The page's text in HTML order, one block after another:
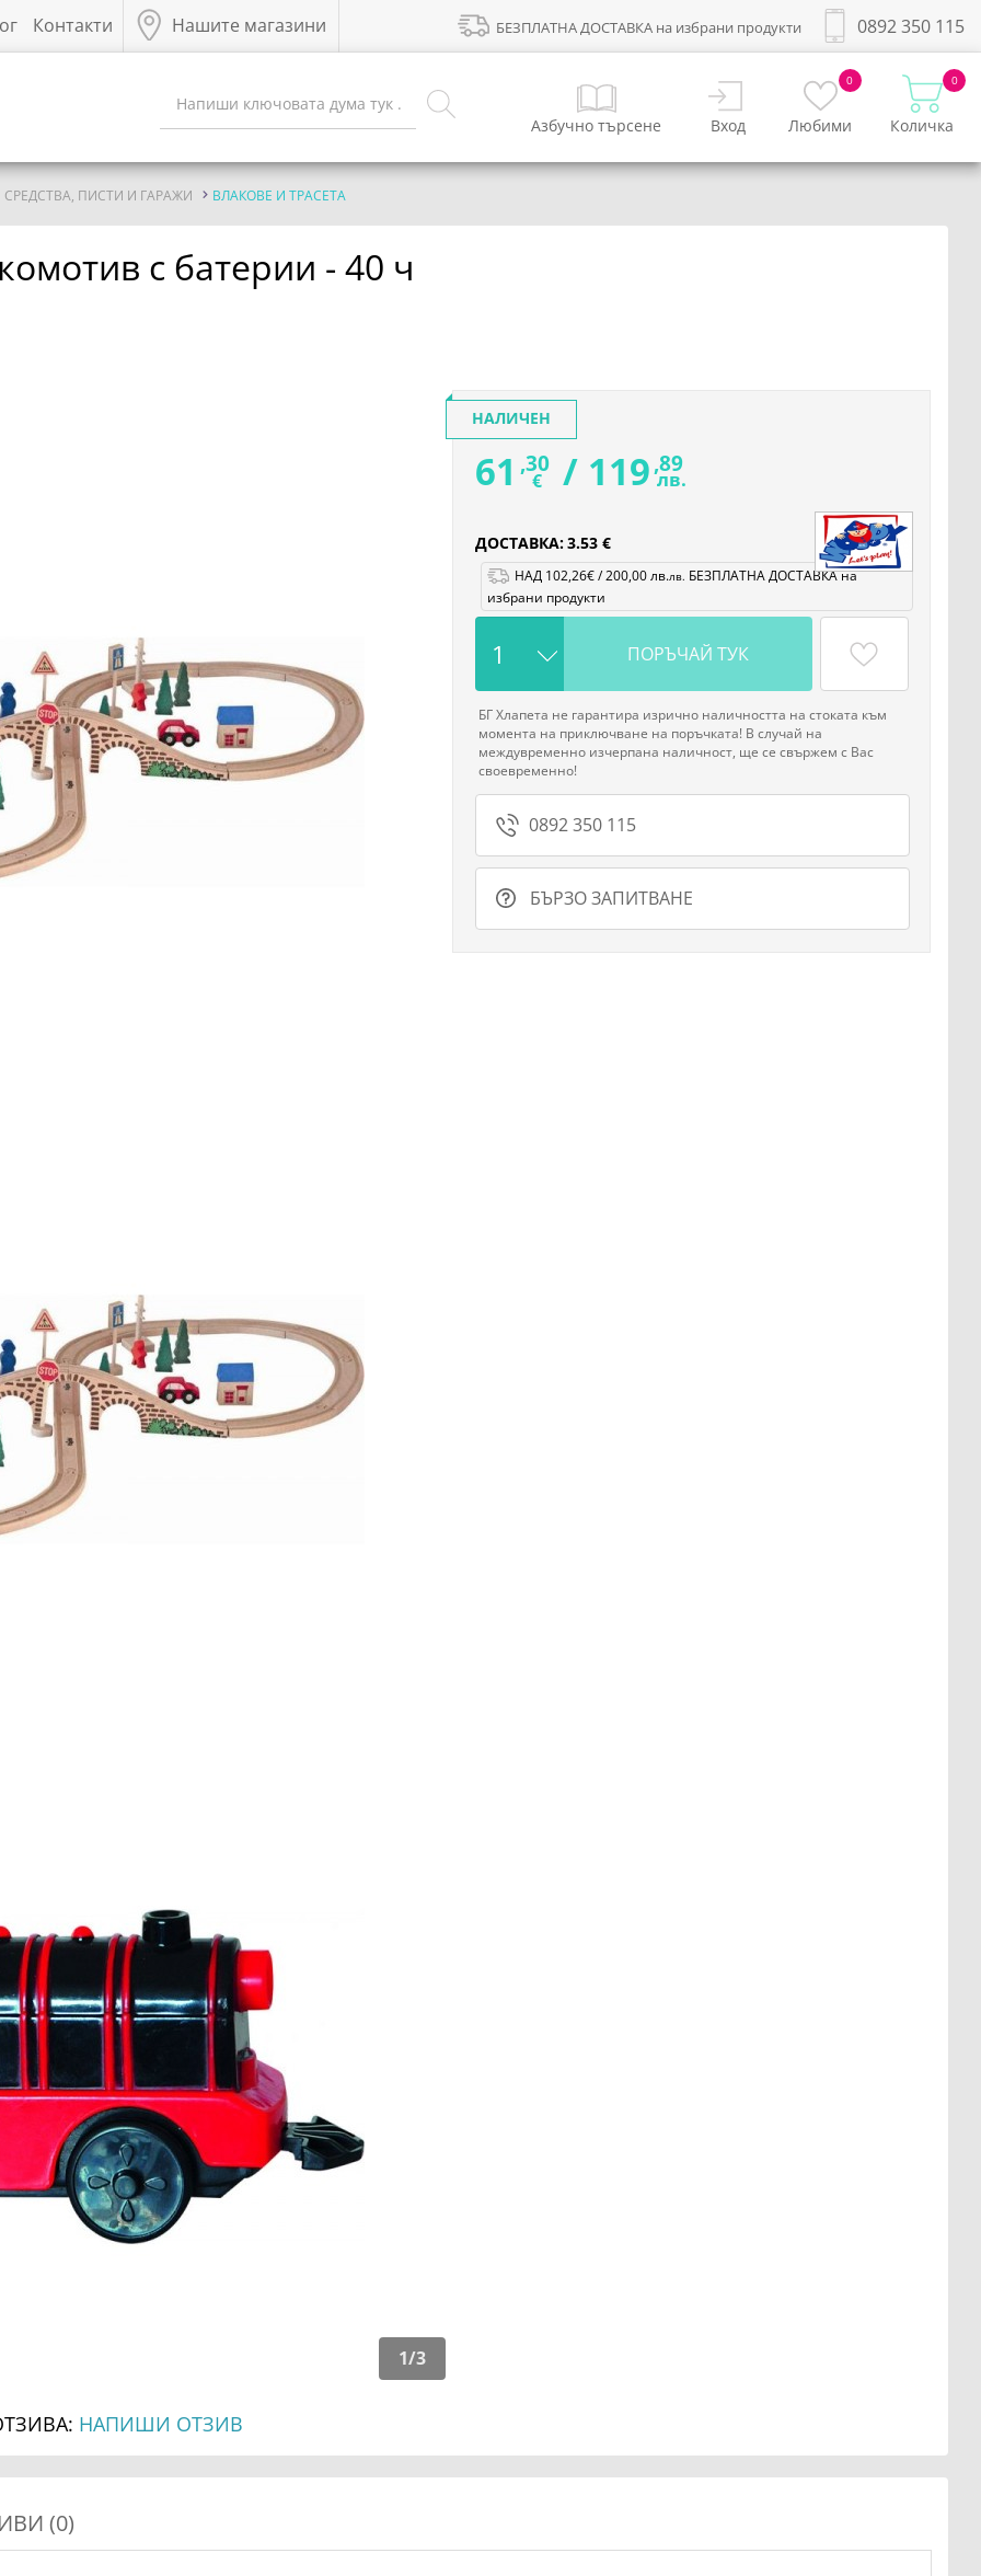
Контакти Нашите магазини 0892 350 115
БЕЗПЛАТНА ДОСТАВКА на избрани продукти
Азбучно търсене Вход
0
Любими
0
Количка
ПИСТИ И ГАРАЖИ ВЛАКОВЕ И ТРАСЕТА
с батерии - 40 ч
НАПИШИ ОТЗИВ
1/3
НАЛИЧЕН
61 ,30
€ / 119,89
лв.
ДОСТАВКА:3.53 €
НАД 102,26€/200,00лв.лв. БЕЗПЛАТНА ДОСТАВКА на
избрани продукти
ПОРЪЧАЙ ТУК
БГ Хлапета не гарантира изрично наличността на стоката към
момента на приключване на поръчката! В случай на
междувременно изчерпана наличност, ще се свържем с Вас
своевременно!
0892 350 115
БЪРЗО ЗАПИТВАНЕ
(0)